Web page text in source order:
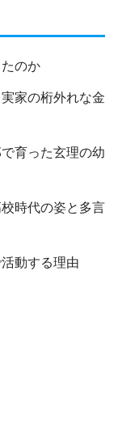
のか
家の桁外れな金
育った玄理の幼
時代の姿と多言
動する理由